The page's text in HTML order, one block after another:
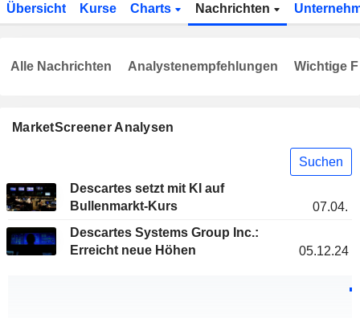
Übersicht Kurse Charts Nachrichten
MarketScreener Analysen
Suchen
Descartes setzt mit KI auf
Bullenmarkt-Kurs
07.04.
Descartes Systems Group Inc.:
Erreicht neue Höhen
05.12.24
Alle Nachrichten Analystenempfehlungen Wichtige